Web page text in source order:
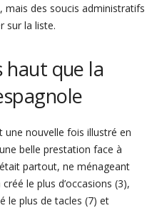
mais des soucis administratifs
sur la liste.
haut que la
une nouvelle fois illustré en
belle prestation face à
partout, ne ménageant
le plus d’occasions (3),
le plus de tacles (7) et